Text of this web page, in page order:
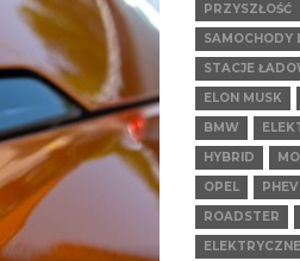
PRZYSZŁOŚĆ
SAMOCHODY
STACJE
ELON MUSK
BMW
HYBRID
OPEL
PHEV
ROADSTER